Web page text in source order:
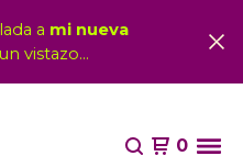
a mi nueva
vistazo...
0